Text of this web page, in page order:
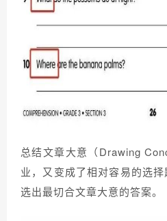
总结文章大意（Drawing
业，又变成了相对容易的选
选出最切合文章大意的答案。